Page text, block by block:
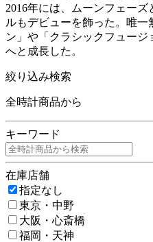
2016年には、ムーンフェー
ルもデビューを飾った。唯
ン」や「クラシックフュー
へと成長した。
絞り込み検索
全時計商品から
キーワード
在庫店舗
指定なし
東京・中野
大阪・心斎橋
福岡・天神